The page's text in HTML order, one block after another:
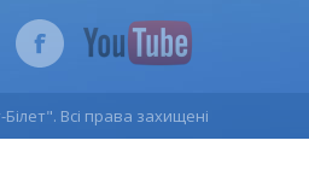
Всі права захищені